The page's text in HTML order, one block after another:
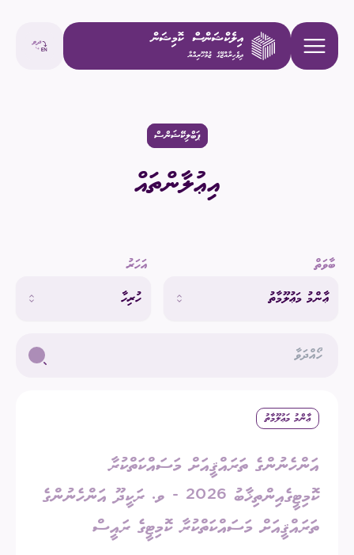
ޕަބްލިކޭޝަންސް
އިޢުލާންތައް
ބާވަތް
ޢާންމު މަޢުލޫމާތު
އަހަރު
ހުރިހާ
ޢާންމު މަޢުލޫމާތު
އަންހެނުންގެ ތަރައްޤީއަށް މަސައްކަތްކުރާ
ކޮމިޓީގެއިންތިޚާބު 2026 - ވ. ރަކީދޫ އަންހެނުންގެ
ތަރައްޤީއަށް މަސައްކަތްކުރާ ކޮމިޓީގެ ރައީސް